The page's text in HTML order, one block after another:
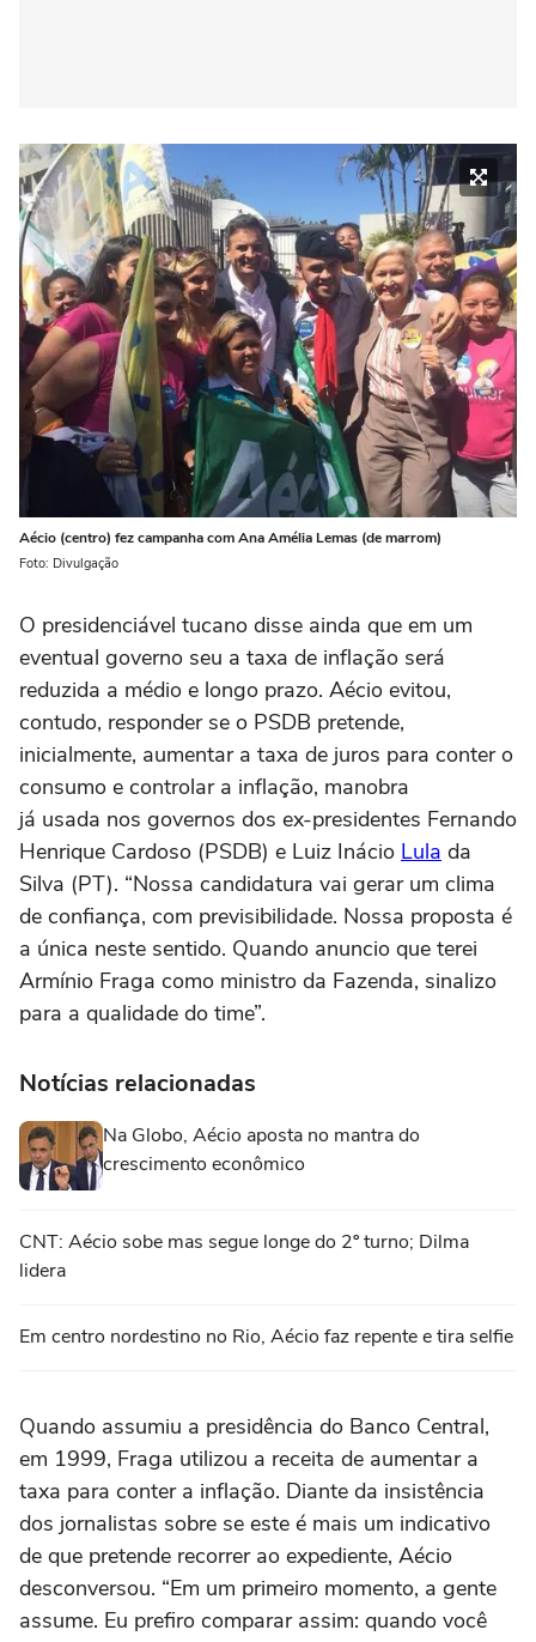
Aécio (centro) fez campanha com Ana Amélia Lemas (de marrom)
Foto: Divulgação
O presidenciável tucano disse ainda que em um
eventual governo seu a taxa de inflação será
reduzida a médio e longo prazo. Aécio evitou,
contudo, responder se o PSDB pretende,
inicialmente, aumentar a taxa de juros para conter o
consumo e controlar a inflação, manobra
já usada nos governos dos ex-presidentes Fernando
Henrique Cardoso (PSDB) e Luiz Inácio Lula da
Silva (PT). “Nossa candidatura vai gerar um clima
de confiança, com previsibilidade. Nossa proposta é
a única neste sentido. Quando anuncio que terei
Armínio Fraga como ministro da Fazenda, sinalizo
para a qualidade do time”.
Notícias relacionadas
Na Globo, Aécio aposta no mantra do
crescimento econômico
CNT: Aécio sobe mas segue longe do 2º turno; Dilma
lidera
Em centro nordestino no Rio, Aécio faz repente e tira selfie
Quando assumiu a presidência do Banco Central,
em 1999, Fraga utilizou a receita de aumentar a
taxa para conter a inflação. Diante da insistência
dos jornalistas sobre se este é mais um indicativo
de que pretende recorrer ao expediente, Aécio
desconversou. “Em um primeiro momento, a gente
assume. Eu prefiro comparar assim: quando você